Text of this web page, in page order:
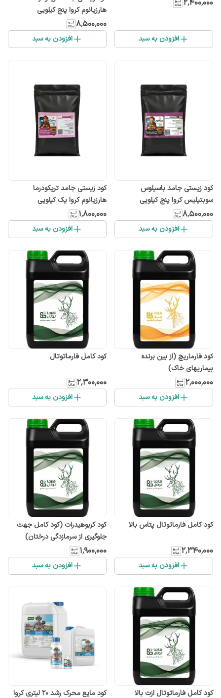
۲٬۴۰۰٬۰۰۰
افزودن به سبد
هارزیانوم کروا پنج کیلویی
۸٬۵۰۰٬۰۰۰
افزودن به سبد
كود زیستی جامد باسیلوس
سوبتیلیس کروا پنج کیلویی
۸٬۵۰۰٬۰۰۰
افزودن به سبد
كود زیستی جامد تریکودرما
هارزیانوم کروا یک کیلویی
۱٬۸۰۰٬۰۰۰
افزودن به سبد
کود فارماریچ (از بین برنده
بیماریهای خاک)
۲٬۰۰۰٬۰۰۰
افزودن به سبد
کود کامل فارماتوتال
۲٬۳۰۰٬۰۰۰
افزودن به سبد
کود کامل فارماتوتال پتاس بالا
۲٬۳۴۰٬۰۰۰
افزودن به سبد
کود کربوهیدرات (کود کامل جهت
جلوگیری از سرمازدگی درختان)
۱٬۹۰۰٬۰۰۰
افزودن به سبد
کود کامل فارماتوتال ازت بالا کود مایع محرک رشد ۲۰ لیتری کروا